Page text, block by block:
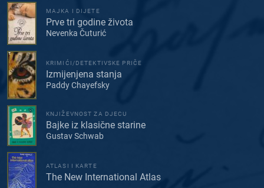
MAJKA I DIJETE
Prve tri godine života
Nevenka Čuturić
KRIMIĆI/DETEKTIVSKE PRIČE
Izmijenjena stanja
Paddy Chayefsky
KNJIŽEVNOST ZA DJECU
Bajke iz klasične starine
Gustav Schwab
ATLASI I KARTE
The New International Atlas